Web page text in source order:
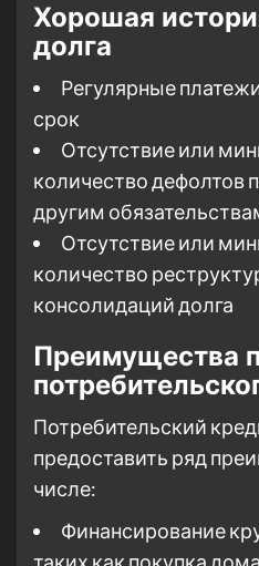
Хорошая
долга
Регулярные
срок
Отсутствие или
количество дефолтов
другим
Отсутствие или
количество
консолидаций долга
Преимущества
Потребительский
предоставить ряд
числе:
Финансирование